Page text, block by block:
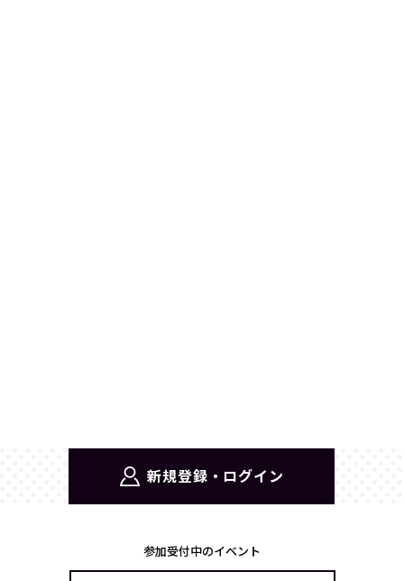
新規登録・ログイン
参加受付中のイベント